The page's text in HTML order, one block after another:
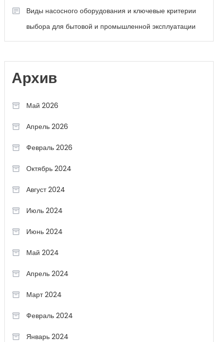
Виды насосного оборудования и ключевые критерии
выбора для бытовой и промышленной эксплуатации
Архив
Май 2026
Апрель 2026
Февраль 2026
Октябрь 2024
Август 2024
Июль 2024
Июнь 2024
Май 2024
Апрель 2024
Март 2024
Февраль 2024
Январь 2024